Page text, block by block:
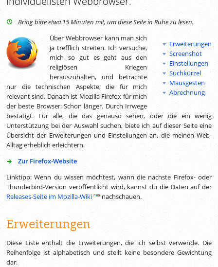
Bring bitte etwa 15 Minuten mit, um diese Seite in Ruhe zu lesen.
Erweiterungen
Screenshot
Einstellungen
Suchkürzel
Mausgesten
Abrechnung
Über Webbrowser kann man sich
ja trefflich streiten. Ich versuche,
mich so gut es geht aus den
religiösen Kriegen
herauszuhalten, und betrachte
nur die technischen Aspekte, die für mich
relevant sind. Danach ist Mozilla Firefox für mich
der beste Browser. Schon länger. Durch Irrwege
bestätigt. Für alle, die das genauso sehen, oder die ein wenig
Unterstützung bei der Auswahl suchen, biete ich auf dieser Seite eine
Übersicht der Erweiterungen und Einstellungen an, die meinen Web-
Alltag erheblich erleichtern.
Zur Firefox-Website
Linktipp: Wenn du wissen möchtest, wann die nächste Firefox- oder
Thunderbird-Version veröffentlicht wird, kannst du die Daten auf der
Releases-Seite im Mozilla-Wiki
nachschauen.
Erweiterungen
Diese Liste enthält die Erweiterungen, die ich selbst verwende. Die
Reihenfolge ist alphabetisch und stellt keine besondere Gewichtung
dar.